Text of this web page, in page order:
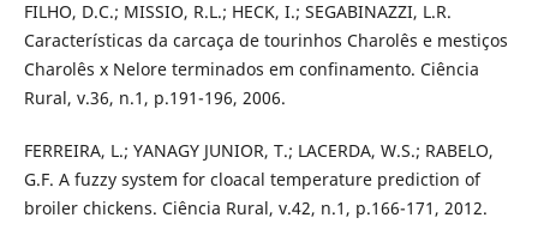
FILHO, D.C.; MISSIO, R.L.; HECK, I.; SEGABINAZZI, L.R.
Características da carcaça de tourinhos Charolês e mestiços
Charolês x Nelore terminados em confinamento. Ciência
Rural, v.36, n.1, p.191-196, 2006.
FERREIRA, L.; YANAGY JUNIOR, T.; LACERDA, W.S.; RABELO,
G.F. A fuzzy system for cloacal temperature prediction of
broiler chickens. Ciência Rural, v.42, n.1, p.166-171, 2012.